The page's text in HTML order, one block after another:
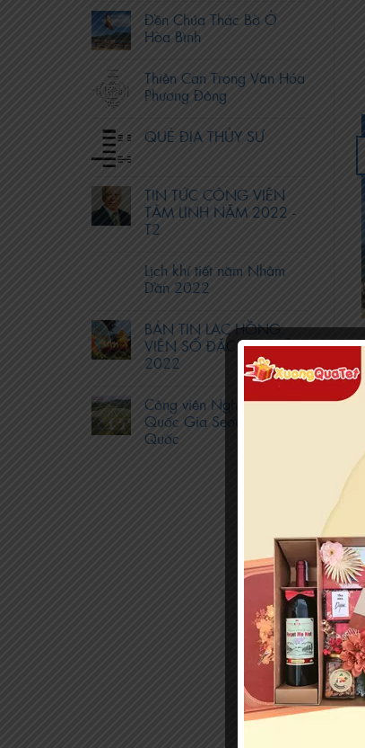
Đền Chúa Thác Bờ Ở
Hòa Bình
Thiên Can Trong Văn Hóa
Phương Đông
QUẺ ĐỊA THỦY SƯ
TIN TỨC CÔNG VIÊN
TÂM LINH NĂM 2022 -
T2
Lịch khí tiết năm Nhâm
Dần 2022
BẢN TIN LẠC HỒNG
VIÊN SỐ ĐẶC BIỆT NĂM
2022
Công viên Nghĩa trang
Quốc Gia Seoul Hàn
Quốc